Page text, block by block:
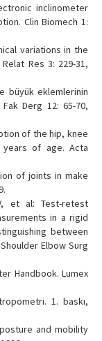
inclinometer
Clin Biomech 1:
variations in the
Res 3: 229-31,
büyük eklemlerinin
Fak Derg 12: 65-70,
of the hip, knee
of age. Acta
of joints in make
et al: Test-retest
in a rigid
between
Elbow Surg
Handbook. Lumex
1. baskı,
and mobility